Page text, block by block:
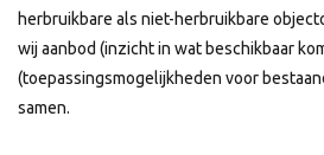
herbruikbare als niet-herbruikbare
wij aanbod (inzicht in wat beschikbaar
(toepassingsmogelijkheden voor
samen.